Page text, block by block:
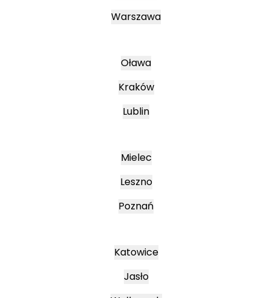
Warszawa
Oława
Kraków
Lublin
Mielec
Leszno
Poznań
Katowice
Jasło